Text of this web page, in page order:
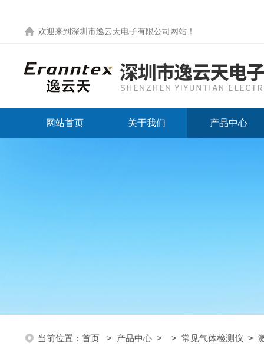
欢迎来到 深圳市逸云天电子有限公司网站 ！
网站首页 关于我们 产品中心
当前位置： 首页 > 产品中心 > > 常见气体检测仪 >